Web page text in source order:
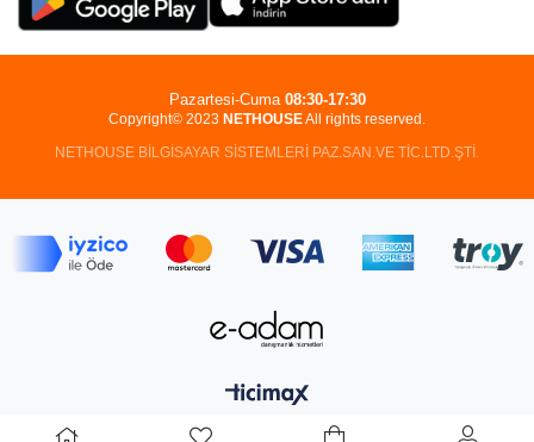
Copyright© 2023 NETHOUSEAll rights reserved.
NETHOUSE BİLGİSAYAR SİSTEMLERİ PAZ.SAN.VE TİC.LTD.ŞTİ.
Pazartesi-Cuma 08:30-17:30